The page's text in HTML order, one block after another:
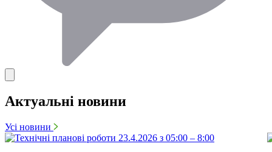
Актуальні новини
Усі новини